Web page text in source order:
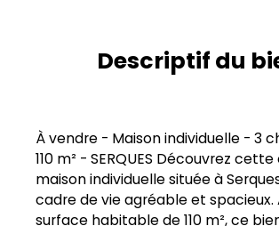
Descriptif du
À vendre - Maison individuelle - 3
110 m² - SERQUES Découvrez
maison individuelle située à
cadre de vie agréable et spacieux.
surface habitable de 110 m², ce